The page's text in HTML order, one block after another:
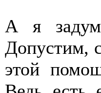
А я
Допустим,
этой